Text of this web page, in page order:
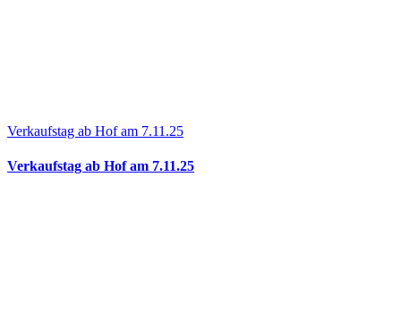
Verkaufstag ab Hof am 7.11.25
Verkaufstag ab Hof am 7.11.25